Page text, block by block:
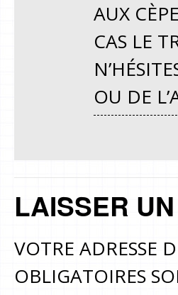
AUX
CAS LE
OU DE
LAISSER
VOTRE ADRESSE
OBLIGATOIRES